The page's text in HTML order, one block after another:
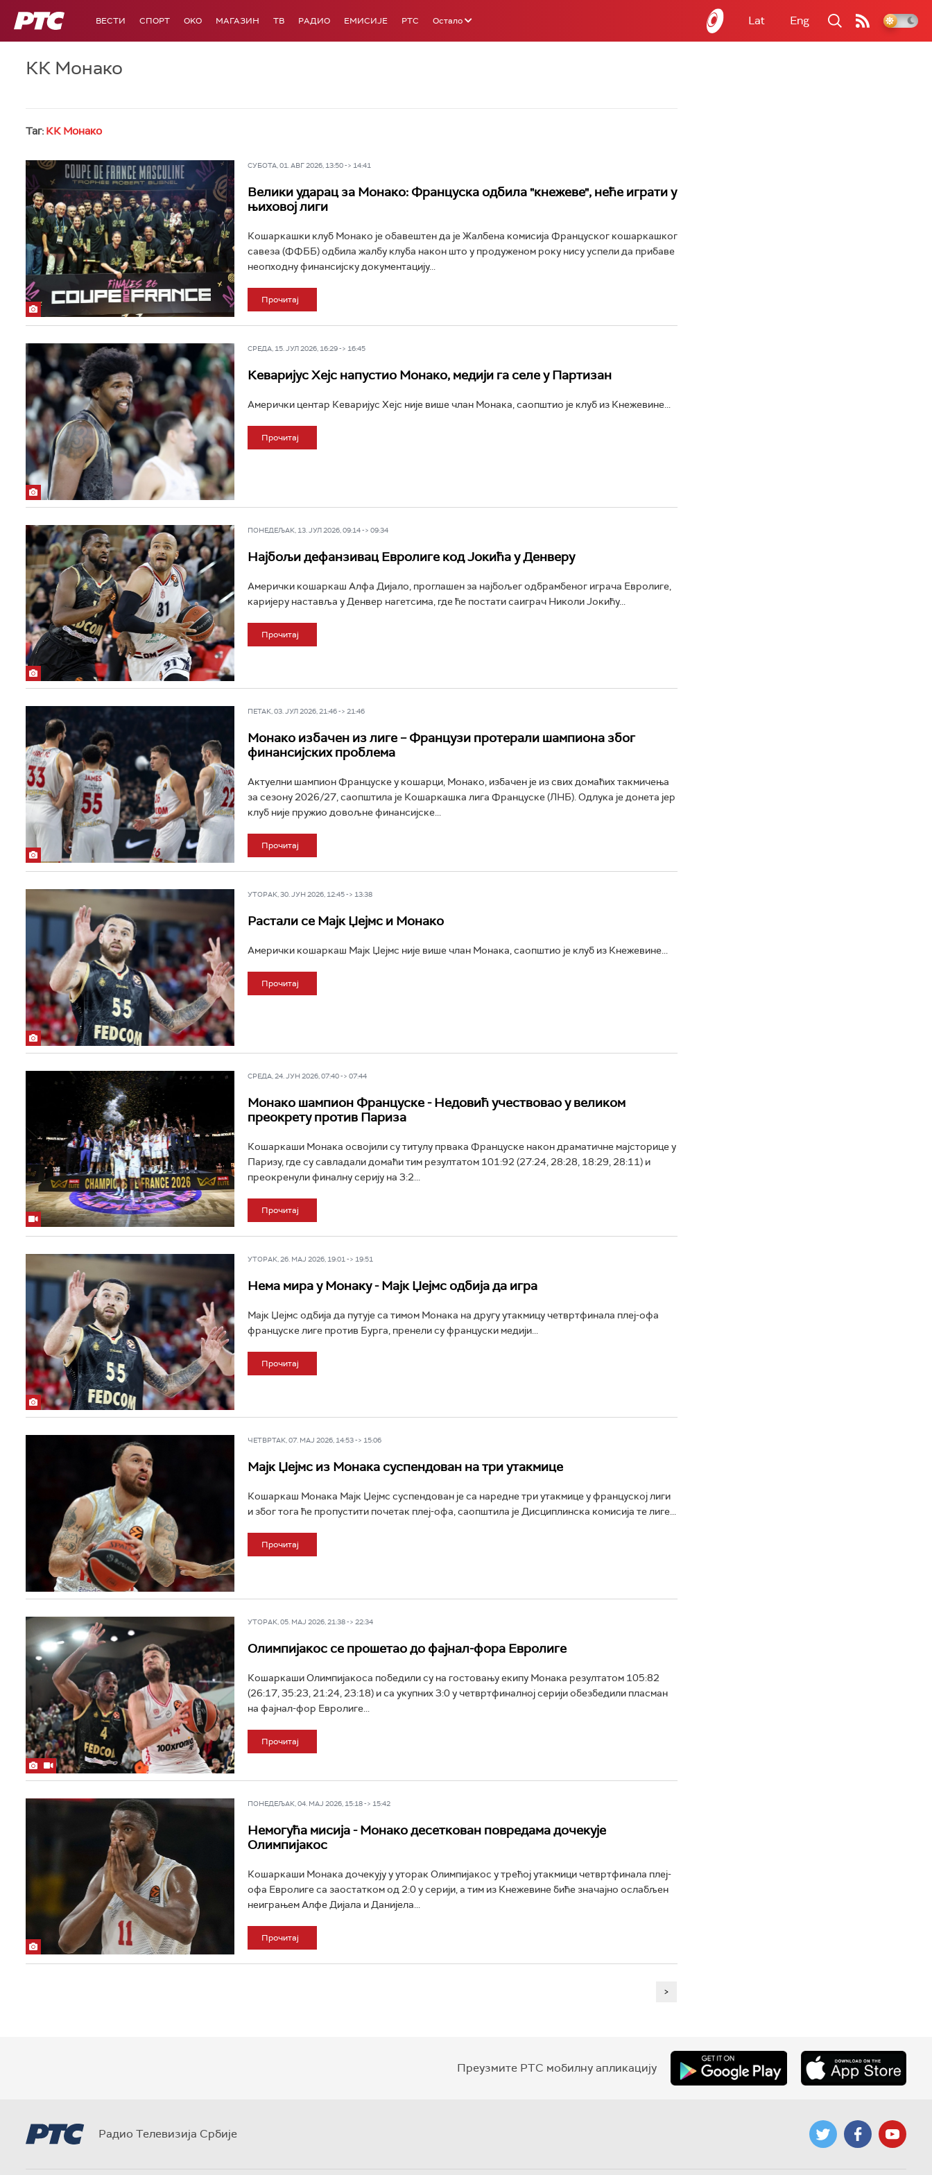
РТС ВЕСТИ СПОРТ OKO МАГАЗИН ТВ РАДИО ЕМИСИЈЕ РТС Остало Lat Eng
КК Монако
Таг: КК Монако
СУБОТА, 01. АВГ 2026, 13:50 -> 14:41
Велики ударац за Монако: Француска одбила "кнежеве", неће играти у
њиховој лиги
Кошаркашки клуб Монако је обавештен да је Жалбена комисија Француског кошаркашког
савеза (ФФББ) одбила жалбу клуба након што у продуженом року нису успели да прибаве
неопходну финансијску документацију...
Прочитај
СРЕДА, 15. ЈУЛ 2026, 16:29 -> 16:45
Кеваријус Хејс напустио Монако, медији га селе у Партизан
Амерички центар Кеваријус Хејс није више члан Монака, саопштио је клуб из Кнежевине...
Прочитај
ПОНЕДЕЉАК, 13. ЈУЛ 2026, 09:14 -> 09:34
Најбољи дефанзивац Евролиге код Јокића у Денверу
Амерички кошаркаш Алфа Дијало, проглашен за најбољег одбрамбеног играча Евролиге,
каријеру наставља у Денвер нагетсима, где ће постати саиграч Николи Јокићу...
Прочитај
ПЕТАК, 03. ЈУЛ 2026, 21:46 -> 21:46
Монако избачен из лиге – Французи протерали шампионa због
финансијских проблема
Актуелни шампион Француске у кошарци, Монако, избачен је из свих домаћих такмичења
за сезону 2026/27, саопштила је Кошаркашка лига Француске (ЛНБ). Одлука је донета јер
клуб није пружио довољне финансијске...
Прочитај
УТОРАК, 30. ЈУН 2026, 12:45 -> 13:38
Растали се Мајк Џејмс и Монако
Амерички кошаркаш Мајк Џејмс није више члан Монака, саопштио је клуб из Кнежевине...
Прочитај
СРЕДА, 24. ЈУН 2026, 07:40 -> 07:44
Монако шампион Француске - Недовић учествовао у великом
преокрету против Париза
Кошаркаши Монака освојили су титулу првака Француске након драматичне мајсторице у
Паризу, где су савладали домаћи тим резултатом 101:92 (27:24, 28:28, 18:29, 28:11) и
преокренули финалну серију на 3:2...
Прочитај
УТОРАК, 26. МАЈ 2026, 19:01 -> 19:51
Нема мира у Монаку - Мајк Џејмс одбија да игра
Мајк Џејмс одбија да путује са тимом Монака на другу утакмицу четвртфинала плеј-офа
француске лиге против Бурга, пренели су француски медији...
Прочитај
ЧЕТВРТАК, 07. МАЈ 2026, 14:53 -> 15:06
Мајк Џејмс из Монака суспендован на три утакмице
Кошаркаш Монака Мајк Џејмс суспендован је са наредне три утакмице у француској лиги
и због тога ће пропустити почетак плеј-офа, саопштила је Дисциплинска комисија те лиге...
Прочитај
УТОРАК, 05. МАЈ 2026, 21:38 -> 22:34
Олимпијакос се прошетао до фајнал-фора Евролиге
Кошаркаши Олимпијакоса победили су на гостовању екипу Монака резултатом 105:82
(26:17, 35:23, 21:24, 23:18) и са укупних 3:0 у четвртфиналној серији обезбедили пласман
на фајнал-фор Евролиге...
Прочитај
ПОНЕДЕЉАК, 04. МАЈ 2026, 15:18 -> 15:42
Немогућа мисија - Монако десеткован повредама дочекује
Олимпијакос
Кошаркаши Монака дочекују у уторак Олимпијакос у трећој утакмици четвртфинала плеј-
офа Евролиге са заостатком од 2:0 у серији, а тим из Кнежевине биће значајно ослабљен
неиграњем Алфе Дијала и Данијела...
Прочитај
>
Преузмите РТС мобилну апликацију
Радио Телевизија Србије